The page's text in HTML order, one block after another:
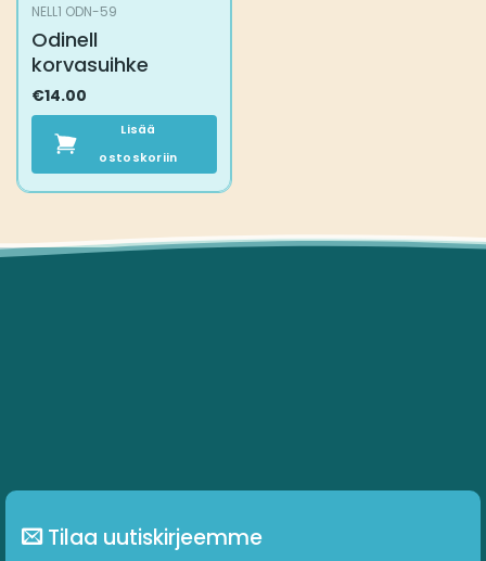
NELL1 ODN-59
Odinell
korvasuihke
€14.00
Lisää
ostoskoriin
Tilaa uutiskirjeemme